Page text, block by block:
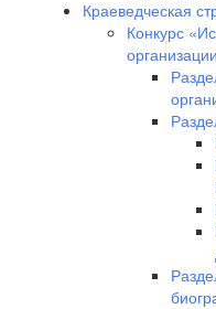
Краеведческая
Конкурс